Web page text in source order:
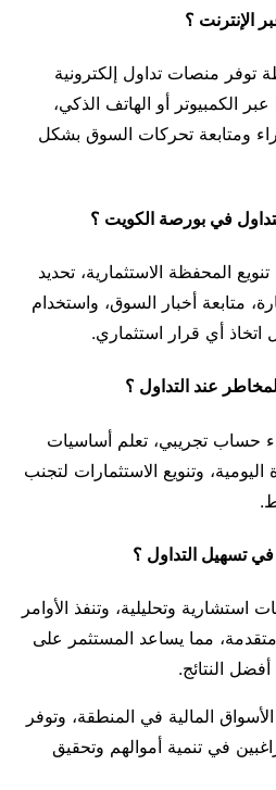
الإنترنت ؟
منصات تداول إلكترونية
الكمبيوتر أو الهاتف الذكي،
ومتابعة تحركات السوق بشكل
في بورصة الكويت ؟
المحفظة الاستثمارية، تحديد
متابعة أخبار السوق، واستخدام
اتخاذ أي قرار استثماري.
عند التداول ؟
حساب تجريبي، تعلم أساسيات
وتنويع الاستثمارات لتجنب
تسهيل التداول ؟
وتحليلية، وتنفذ الأوامر
مما يساعد المستثمر على
النتائج.
المالية في المنطقة، وتوفر
في تنمية أموالهم وتحقيق